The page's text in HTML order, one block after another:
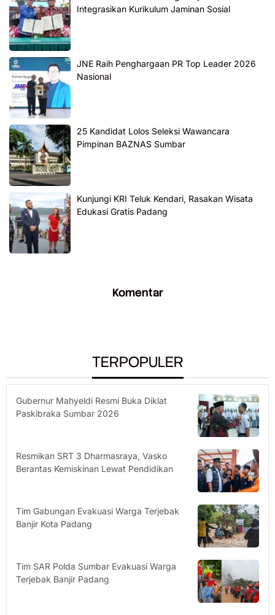
Integrasikan Kurikulum Jaminan Sosial
JNE Raih Penghargaan PR Top Leader 2026
Nasional
25 Kandidat Lolos Seleksi Wawancara
Pimpinan BAZNAS Sumbar
Kunjungi KRI Teluk Kendari, Rasakan Wisata
Edukasi Gratis Padang
Komentar
TERPOPULER
Gubernur Mahyeldi Resmi Buka Diklat
Paskibraka Sumbar 2026
Resmikan SRT 3 Dharmasraya, Vasko
Berantas Kemiskinan Lewat Pendidikan
Tim Gabungan Evakuasi Warga Terjebak
Banjir Kota Padang
Tim SAR Polda Sumbar Evakuasi Warga
Terjebak Banjir Padang